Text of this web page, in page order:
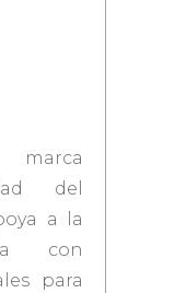
del
a la
con
para